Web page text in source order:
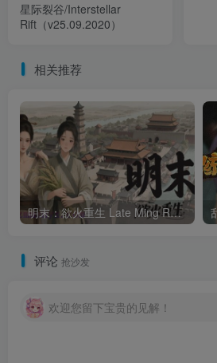
星际裂谷/Interstellar
Rift（v25.09.2020）
相关推荐
明末：欲火重生 Late Ming Reborn in Flames 豪华中文Build.20839572 全DLC版下载
评论 抢沙发
欢迎您留下宝贵的见解！